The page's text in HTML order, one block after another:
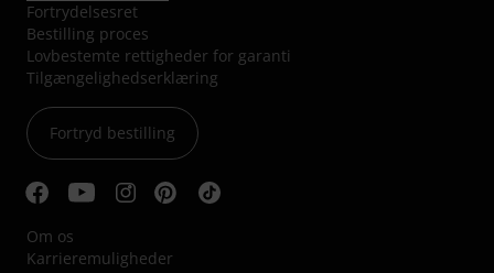
Fortrydelsesret
Bestilling proces
Lovbestemte rettigheder for garanti
Tilgængelighedserklæring
Fortryd bestilling
Om os
Karrieremuligheder